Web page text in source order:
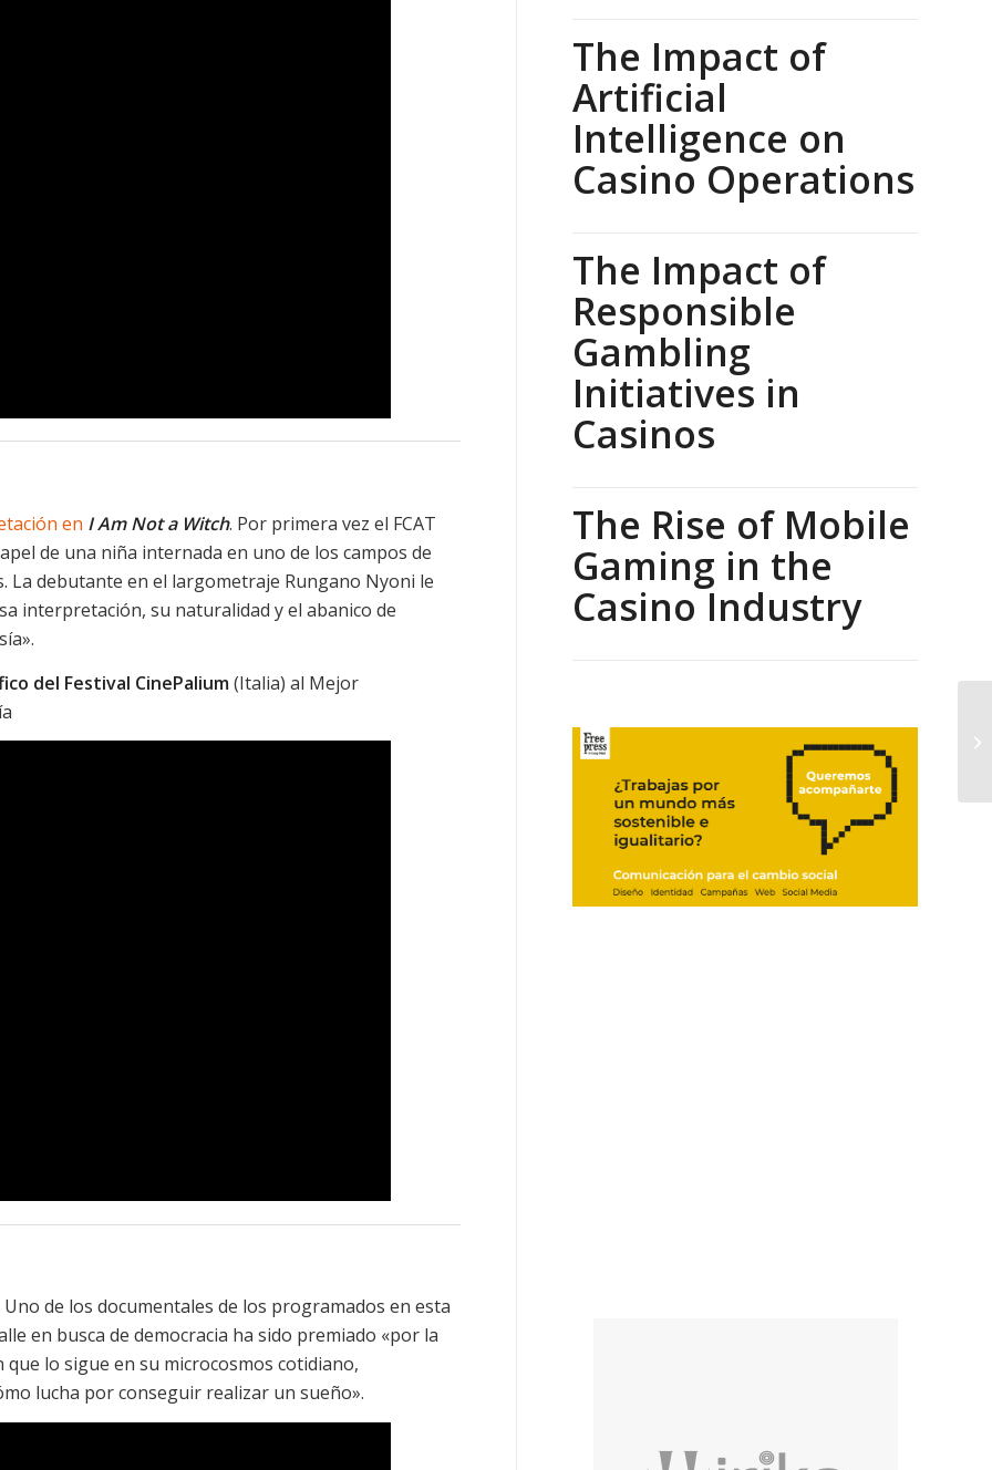
en I Am Not a Witch. Por primera vez el FCAT
de una niña internada en uno de los campos de
La debutante en el largometraje Rungano Nyoni le
interpretación, su naturalidad y el abanico de
del Festival CinePalium(Italia) al Mejor
Uno de los documentales de los programados en esta
en busca de democracia ha sido premiado «por la
lo sigue en su microcosmos cotidiano,
lucha por conseguir realizar un sueño».
The Impact of
Artificial
Intelligence on
Casino Operations
The Impact of
Responsible
Gambling
Initiatives in
Casinos
The Rise of Mobile
Gaming in the
Casino Industry